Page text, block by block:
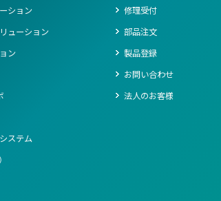
ション
ューション
ン
ステム
修理受付
部品注文
製品登録
お問い合わせ
法人のお客様